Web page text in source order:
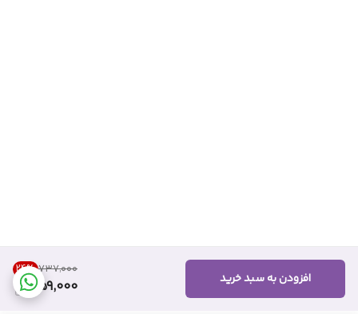
۷۳۷٬۰۰۰ 24%
559,000 افزودن به سبد خرید